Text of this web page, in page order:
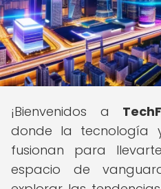
¡Bienvenidos a
donde la tecnología
fusionan para
espacio de